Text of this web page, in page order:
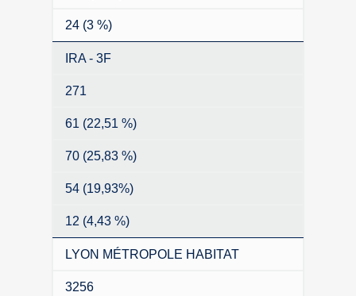
24 (3 %)
IRA - 3F
271
61 (22,51 %)
70 (25,83 %)
54 (19,93%)
12 (4,43 %)
LYON MÉTROPOLE HABITAT
3256